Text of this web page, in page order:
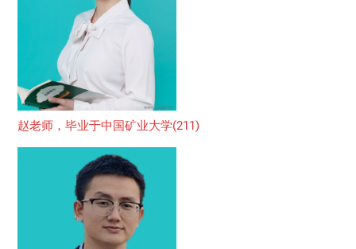
赵老师，毕业于中国矿业大学(211)